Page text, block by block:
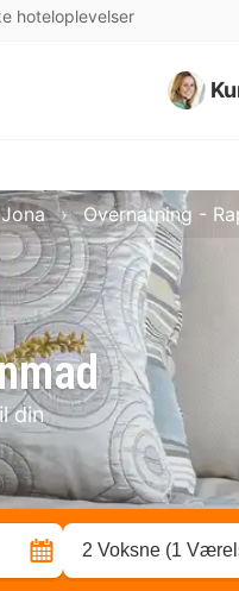
hoteloplevelser
din
Overnatning -
2 Voksne (1